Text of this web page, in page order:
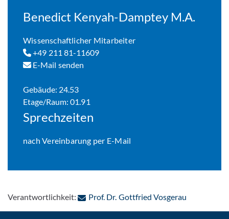
Benedict Kenyah-Damptey M.A.
Wissenschaftlicher Mitarbeiter
+49 211 81-11609
E-Mail senden
Gebäude: 24.53
Etage/Raum: 01.91
Sprechzeiten
nach Vereinbarung per E-Mail
Verantwortlichkeit: Prof. Dr. Gottfried Vosgerau: Per E-